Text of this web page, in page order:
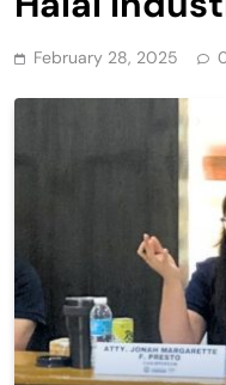
February 28, 2025